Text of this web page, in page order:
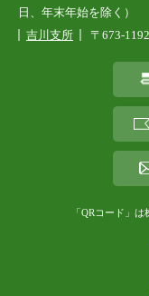
日、年末年始を除く）
吉川支所
〒673-
「QRコード」